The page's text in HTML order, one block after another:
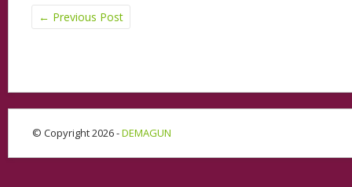
← Previous Post
© Copyright 2026 -DEMAGUN